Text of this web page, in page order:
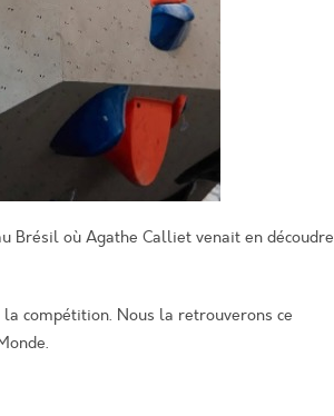
Brésil où Agathe Calliet venait en découdre
la compétition. Nous la retrouverons ce